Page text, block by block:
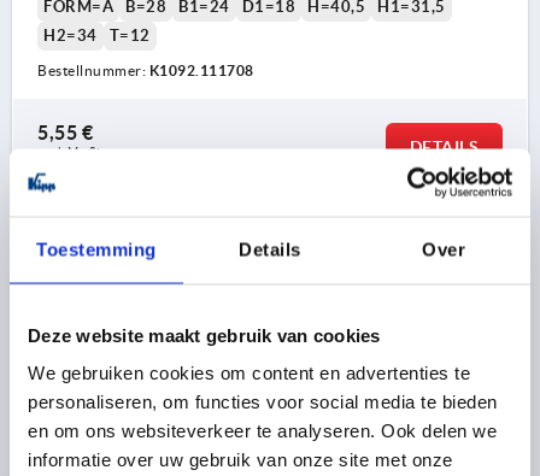
Toestemming Details Over
Deze website maakt gebruik van cookies
We gebruiken cookies om content en advertenties te
personaliseren, om functies voor social media te bieden
en om ons websiteverkeer te analyseren. Ook delen we
informatie over uw gebruik van onze site met onze
FORM=A B=28 B1=24 D1=18 H=40,5
H1=31,5
H2=34
T=12
Bestellnummer: K1092.111708
5,55 €
zzgl. MwSt.
DETAILS
K1092 A
BÜGELGRIFF INNENGEWINDE L=148, FORM:A, A=120,
D=M06